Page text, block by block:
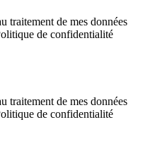
traitement de mes données
de confidentialité
traitement de mes données
de confidentialité